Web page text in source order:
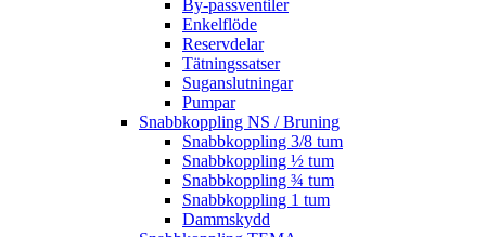
By-passventiler
Enkelflöde
Reservdelar
Tätningssatser
Suganslutningar
Pumpar
Snabbkoppling NS / Bruning
Snabbkoppling 3/8 tum
Snabbkoppling ½ tum
Snabbkoppling ¾ tum
Snabbkoppling 1 tum
Dammskydd